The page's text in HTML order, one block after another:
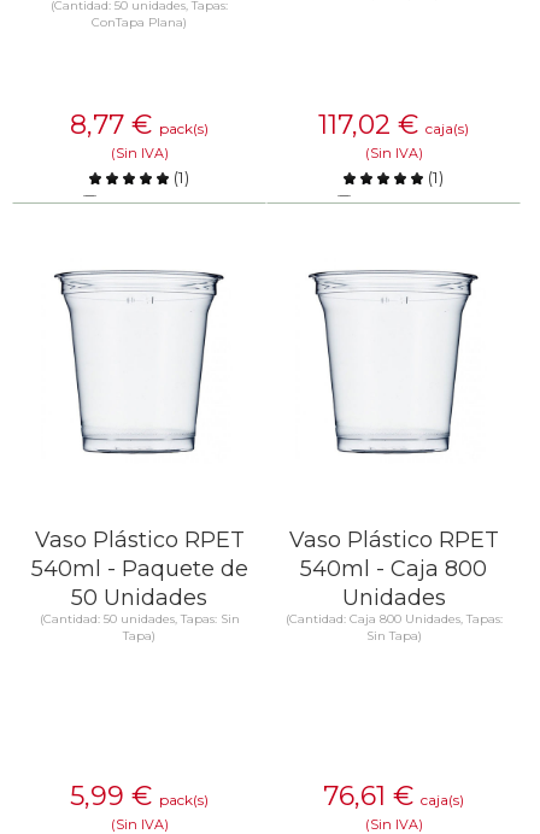
(Cantidad: 50 unidades, Tapas:
ConTapa Plana)
8,77 € pack(s)
(Sin IVA)
(1)
Comparar
117,02 € caja(s)
(Sin IVA)
(1)
Comparar
Vaso Plástico RPET
540ml - Paquete de
50 Unidades
(Cantidad: 50 unidades, Tapas: Sin
Tapa)
5,99 € pack(s)
(Sin IVA)
Vaso Plástico RPET
540ml - Caja 800
Unidades
(Cantidad: Caja 800 Unidades, Tapas:
Sin Tapa)
76,61 € caja(s)
(Sin IVA)